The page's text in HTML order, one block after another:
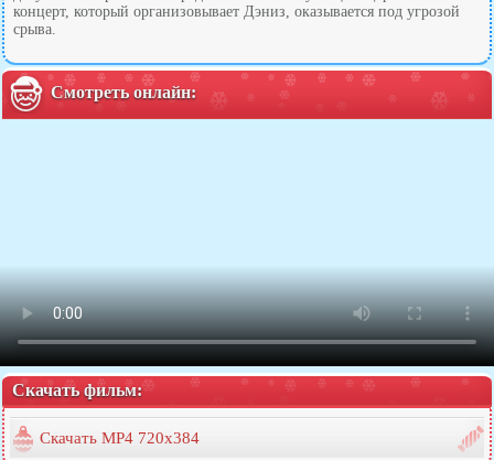
концерт, который организовывает Дэниз, оказывается под угрозой
срыва.
Смотреть онлайн:
Скачать фильм:
Скачать MP4 720x384